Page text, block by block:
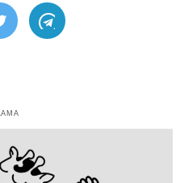
Telegram